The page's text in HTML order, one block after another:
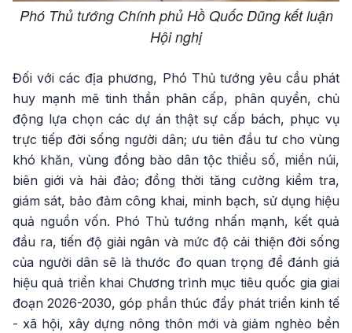
Phó Thủ tướng Chính phủ Hồ Quốc Dũng kết luận
Hội nghị
Đối với các địa phương, Phó Thủ tướng yêu cầu phát
huy mạnh mẽ tinh thần phân cấp, phân quyền, chủ
động lựa chọn các dự án thật sự cấp bách, phục vụ
trực tiếp đời sống người dân; ưu tiên đầu tư cho vùng
khó khăn, vùng đồng bào dân tộc thiểu số, miền núi,
biên giới và hải đảo; đồng thời tăng cường kiểm tra,
giám sát, bảo đảm công khai, minh bạch, sử dụng hiệu
quả nguồn vốn. Phó Thủ tướng nhấn mạnh, kết quả
đầu ra, tiến độ giải ngân và mức độ cải thiện đời sống
của người dân sẽ là thước đo quan trọng để đánh giá
hiệu quả triển khai Chương trình mục tiêu quốc gia giai
đoạn 2026-2030, góp phần thúc đẩy phát triển kinh tế
- xã hội, xây dựng nông thôn mới và giảm nghèo bền